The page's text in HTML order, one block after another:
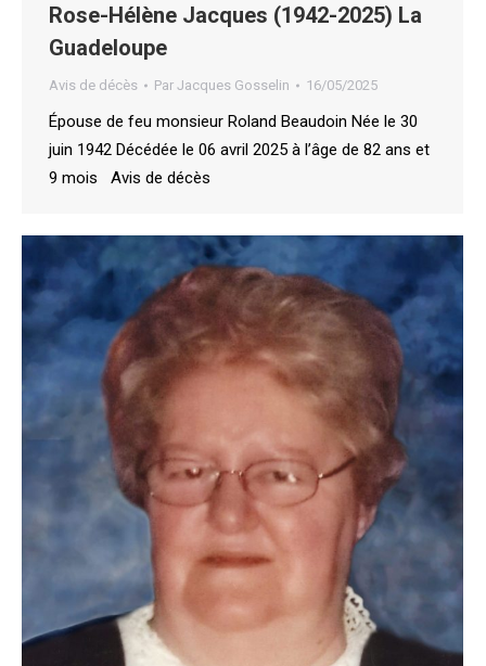
Rose-Hélène Jacques (1942-2025) La
Guadeloupe
Avis de décès Par Jacques Gosselin 16/05/2025
Épouse de feu monsieur Roland Beaudoin Née le 30
juin 1942 Décédée le 06 avril 2025 à l’âge de 82 ans et
9 mois Avis de décès